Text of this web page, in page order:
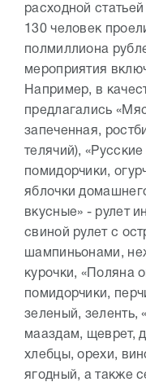
расходной
130 человек
полмиллиона
мероприятия
Например, в
предлагались
запеченная,
телячий),
помидорчики,
яблочки
вкусные» - рулет
свиной рулет с
шампиньонами,
курочки, «Поляна
помидорчики,
зеленый, зеленть,
мааздам, щеврет,
хлебцы, орехи,
ягодный, а также